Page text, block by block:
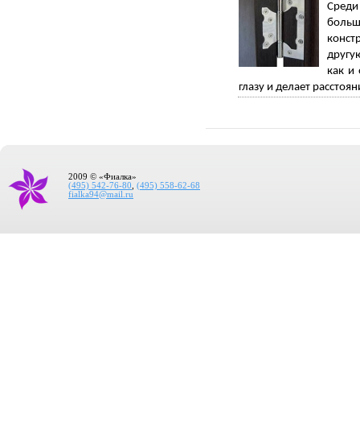
как и
глазу и делает
2009 © «Фиалка»
(495) 542-76-80
(495) 558-62-68
fialka94@mail.ru